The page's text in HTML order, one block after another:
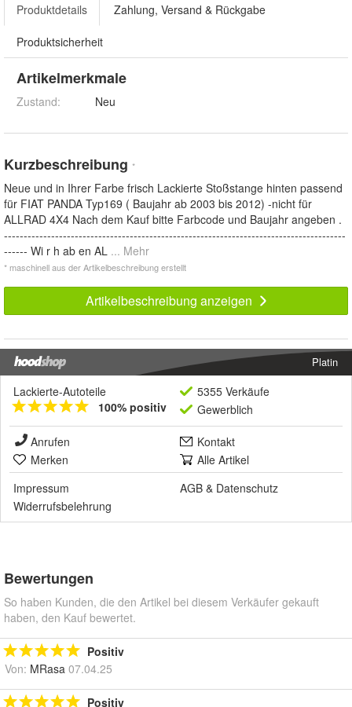
Produktdetails Zahlung, Versand & Rückgabe
Produktsicherheit
Artikelmerkmale
Zustand: Neu
Kurzbeschreibung *
Neue und in Ihrer Farbe frisch Lackierte Stoßstange hinten passend
für FIAT PANDA Typ169 ( Baujahr ab 2003 bis 2012) -nicht für
ALLRAD 4X4 Nach dem Kauf bitte Farbcode und Baujahr angeben .
---------------------------------------------------------------------------------------
------ Wi r h ab en AL ... Mehr
* maschinell aus der Artikelbeschreibung erstellt
Artikelbeschreibung anzeigen
Platin
Lackierte-Autoteile
100% positiv
5355 Verkäufe
Gewerblich
Anrufen
Kontakt
Merken
Alle Artikel
Impressum
AGB & Datenschutz
Widerrufsbelehrung
Bewertungen
So haben Kunden, die den Artikel bei diesem Verkäufer gekauft
haben, den Kauf bewertet.
Positiv
Von: MRasa 07.04.25
Positiv